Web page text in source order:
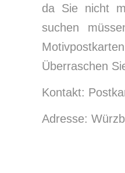
da Sie nicht
suchen
Überraschen
Kontakt:
Adresse: